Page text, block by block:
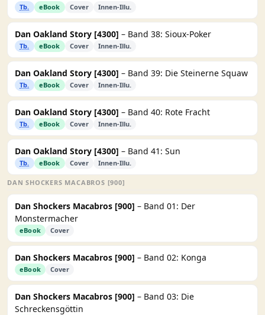
Tb. eBook Cover Innen-Illu.
Dan Oakland Story [4300] – Band 38: Sioux-Poker
Tb. eBook Cover Innen-Illu.
Dan Oakland Story [4300] – Band 39: Die Steinerne Squaw
Tb. eBook Cover Innen-Illu.
Dan Oakland Story [4300] – Band 40: Rote Fracht
Tb. eBook Cover Innen-Illu.
Dan Oakland Story [4300] – Band 41: Sun
Tb. eBook Cover Innen-Illu.
DAN SHOCKERS MACABROS [900]
Dan Shockers Macabros [900] – Band 01: Der
Monstermacher
eBook Cover
Dan Shockers Macabros [900] – Band 02: Konga
eBook Cover
Dan Shockers Macabros [900] – Band 03: Die
Schreckensgöttin